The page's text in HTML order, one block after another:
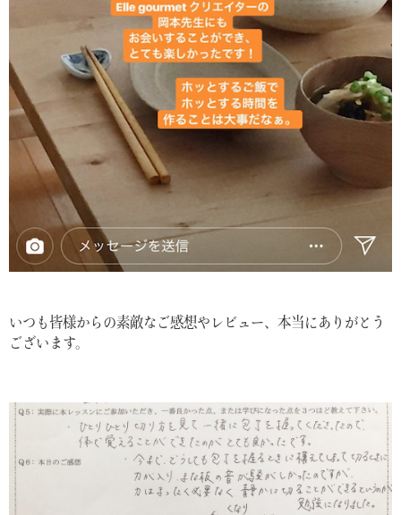
いつも皆様からの素敵なご感想やレビュー、本当にありがとう
ございます。